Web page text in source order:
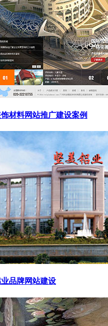
材料网站推广建设案例
品牌网站建设